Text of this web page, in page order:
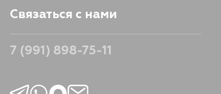
Связаться с нами
7 (991) 898-75-11